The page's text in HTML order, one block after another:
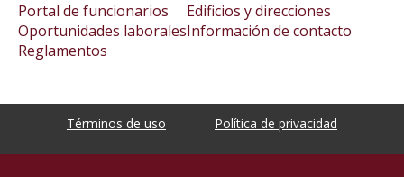
Portal de funcionarios
Oportunidades laborales
Reglamentos
Edificios y direcciones
Información de contacto
Términos de uso Política de privacidad